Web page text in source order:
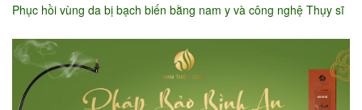
Phục hồi vùng da bị bạch biến bằng nam y và công nghệ Thụy sĩ